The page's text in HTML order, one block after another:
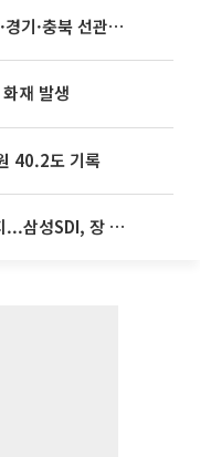
위 등 추가 압수수색
재 발생
40.2도 기록
[특징주] 반도체 온기 탄 2차전지...삼성SDI, 장 초반 7% 넘게 껑충